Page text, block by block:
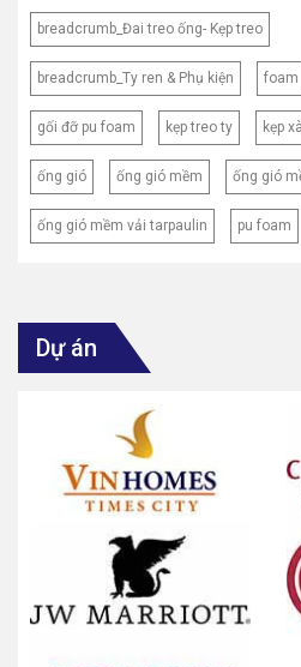
breadcrumb_Đai treo ống- Kẹp treo
breadcrumb_Ty ren & Phụ kiện foam
gối đỡ pu foam kẹp treo ty kẹp
ống gió ống gió mềm ống gió
ống gió mềm vải tarpaulin pu foam
Dự án